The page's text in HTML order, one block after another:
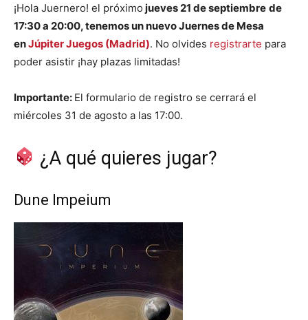
¡Hola Juernero! el próximo jueves 21 de septiembre de
17:30 a 20:00, tenemos un nuevo Juernes de Mesa
enJúpiter Juegos (Madrid). No olvides registrarte para
poder asistir ¡hay plazas limitadas!
Importante: El formulario de registro se cerrará el
miércoles 31 de agosto a las 17:00.
¿A qué quieres jugar?
Dune Impeium